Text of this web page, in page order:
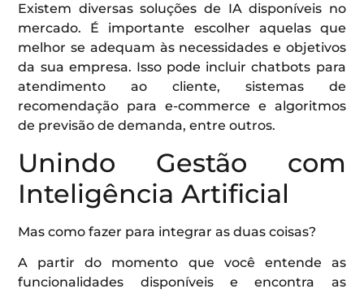
Existem diversas soluções de IA disponíveis no
mercado. É importante escolher aquelas que
melhor se adequam às necessidades e objetivos
da sua empresa. Isso pode incluir chatbots para
atendimento ao cliente, sistemas de
recomendação para e-commerce e algoritmos
de previsão de demanda, entre outros.
Unindo Gestão com
Inteligência Artificial
Mas como fazer para integrar as duas coisas?
A partir do momento que você entende as
funcionalidades disponíveis e encontra as